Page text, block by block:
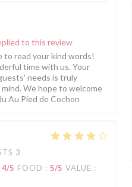
to this review
to read your kind words!
time with us. Your
needs is truly
We hope to welcome
Au Pied de Cochon
3
4/5 FOOD : 5/5 VALUE :